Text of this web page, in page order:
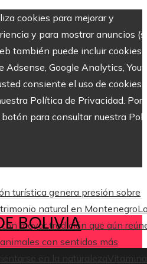
cookies para mejorar y
y para mostrar anuncios
también puede incluir cookies
Adsense, Google Analytics,
consiente el uso de cookies.
Política de Privacidad. Por
para consultar nuestra
turística genera presión sobre
natural en Montenegro
mayor tradición que aún
con sentidos más
en la naturaleza
BOLIVIA